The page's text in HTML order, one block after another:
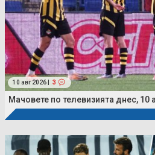
10 авг 2026 | 3
Мачовете по телевизията днес, 10